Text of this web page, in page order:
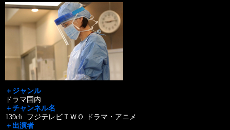
＋ジャンル
ドラマ国内
＋チャンネル名
139ch フジテレビＴＷＯ ドラマ・アニメ
＋出演者